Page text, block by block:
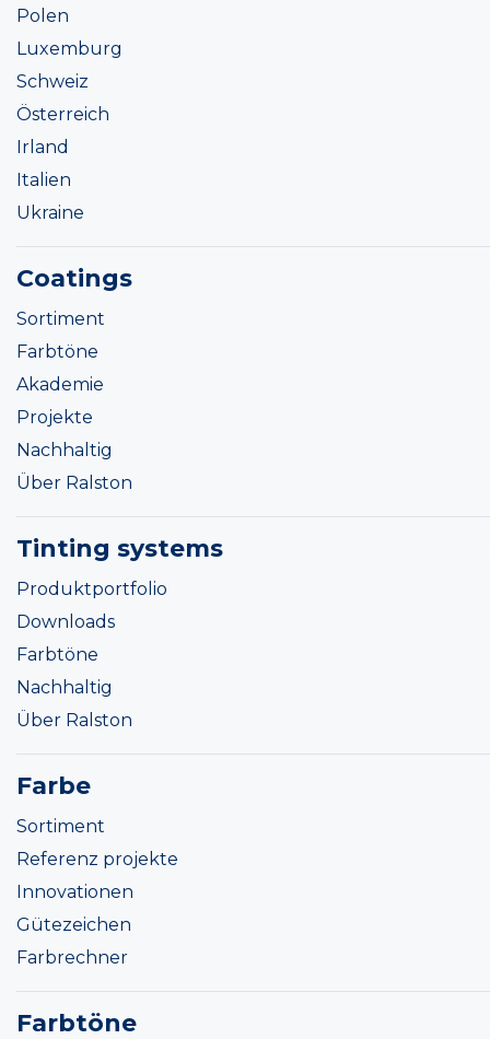
Polen
Luxemburg
Schweiz
Österreich
Irland
Italien
Ukraine
Coatings
Sortiment
Farbtöne
Akademie
Projekte
Nachhaltig
Über Ralston
Tinting systems
Produktportfolio
Downloads
Farbtöne
Nachhaltig
Über Ralston
Farbe
Sortiment
Referenz projekte
Innovationen
Gütezeichen
Farbrechner
Farbtöne